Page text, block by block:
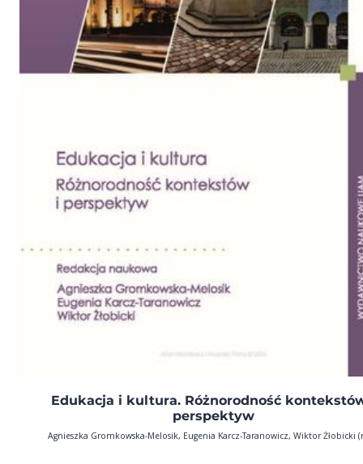
Edukacja i kultura. Różnorodność
perspektyw
Agnieszka Gromkowska-Melosik, Eugenia Karcz-Taranowicz, Wiktor Żłobicki